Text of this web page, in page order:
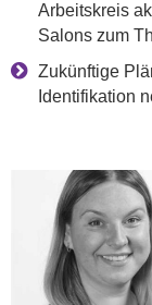
Arbeitskreis
Salons zum
Zukünftige
Identifikation